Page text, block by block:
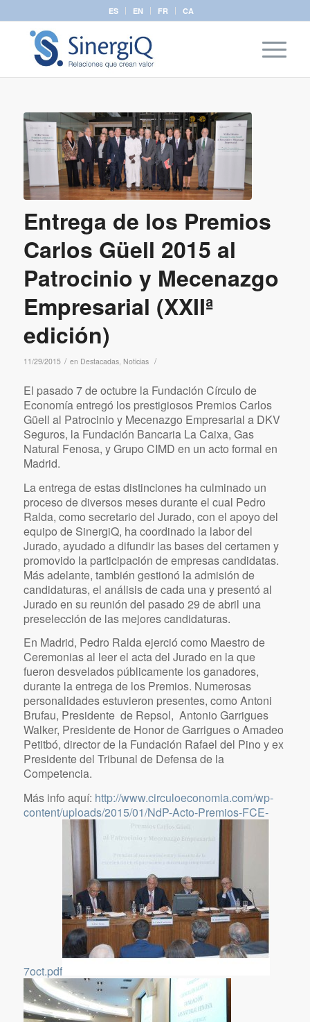
ES EN FR CA
Entrega de los Premios
Carlos Güell 2015 al
Patrocinio y Mecenazgo
Empresarial (XXIIª
edición)
11/29/2015 / en Destacadas, Noticias /
El pasado 7 de octubre la Fundación Círculo de
Economía entregó los prestigiosos Premios Carlos
Güell al Patrocinio y Mecenazgo Empresarial a DKV
Seguros, la Fundación Bancaria La Caixa, Gas
Natural Fenosa, y Grupo CIMD en un acto formal en
Madrid.
La entrega de estas distinciones ha culminado un
proceso de diversos meses durante el cual Pedro
Ralda, como secretario del Jurado, con el apoyo del
equipo de SinergiQ, ha coordinado la labor del
Jurado, ayudado a difundir las bases del certamen y
promovido la participación de empresas candidatas.
Más adelante, también gestionó la admisión de
candidaturas, el análisis de cada una y presentó al
Jurado en su reunión del pasado 29 de abril una
preselección de las mejores candidaturas.
En Madrid, Pedro Ralda ejerció como Maestro de
Ceremonias al leer el acta del Jurado en la que
fueron desvelados públicamente los ganadores,
durante la entrega de los Premios. Numerosas
personalidades estuvieron presentes, como Antoni
Brufau, Presidente de Repsol, Antonio Garrigues
Walker, Presidente de Honor de Garrigues o Amadeo
Petitbó, director de la Fundación Rafael del Pino y ex
Presidente del Tribunal de Defensa de la
Competencia.
Más info aquí: http://www.circuloeconomia.com/wp-
content/uploads/2015/01/NdP-Acto-Premios-FCE-
7oct.pdf